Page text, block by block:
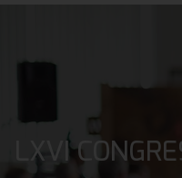
LXVI